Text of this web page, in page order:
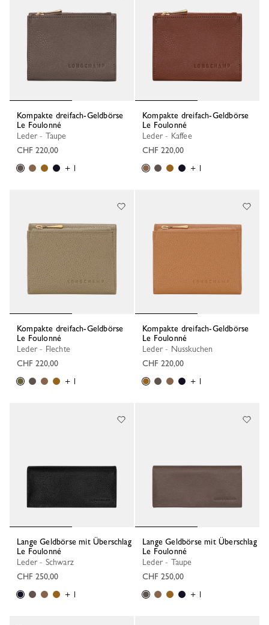
Kompakte dreifach-Geldbörse
Le Foulonné
Leder - Taupe
CHF 220,00
+ 1
Kompakte dreifach-Geldbörse
Le Foulonné
Leder - Kaffee
CHF 220,00
+ 1
Kompakte dreifach-Geldbörse
Le Foulonné
Leder - Flechte
CHF 220,00
+ 1
Kompakte dreifach-Geldbörse
Le Foulonné
Leder - Nusskuchen
CHF 220,00
+ 1
Lange Geldbörse mit Überschlag
Le Foulonné
Leder - Schwarz
CHF 250,00
+ 1
Lange Geldbörse mit Überschlag
Le Foulonné
Leder - Taupe
CHF 250,00
+ 1